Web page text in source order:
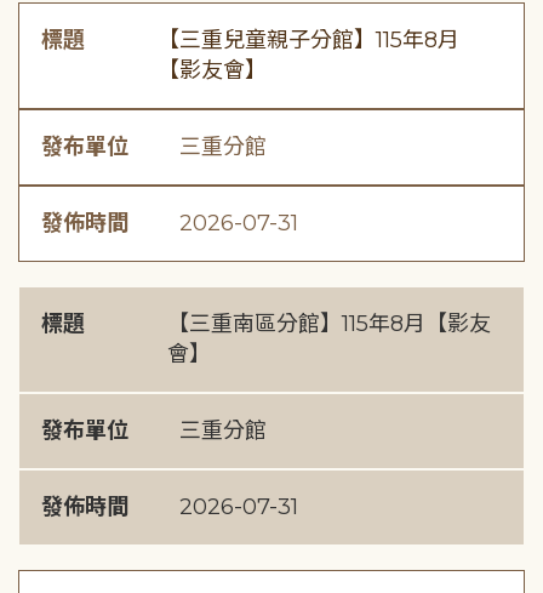
標題
【三重兒童親子分館】115年8月
【影友會】
發布單位 三重分館
發佈時間 2026-07-31
標題
【三重南區分館】115年8月【影友
會】
發布單位 三重分館
發佈時間 2026-07-31